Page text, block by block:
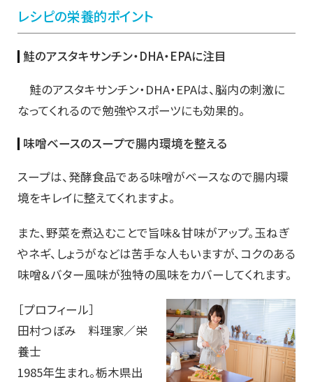
レシピの栄養的ポイント
鮭のアスタキサンチン・DHA・EPAに注目
鮭のアスタキサンチン・DHA・EPAは、脳内の刺激に
なってくれるので勉強やスポーツにも効果的。
味噌ベースのスープで腸内環境を整える
スープは、発酵食品である味噌がベースなので腸内環
境をキレイに整えてくれますよ。
また、野菜を煮込むことで旨味＆甘味がアップ。玉ねぎ
やネギ、しょうがなどは苦手な人もいますが、コクのある
味噌＆バター風味が独特の風味をカバーしてくれます。
［プロフィール］
田村つぼみ 料理家／栄
養士
1985年生まれ。栃木県出